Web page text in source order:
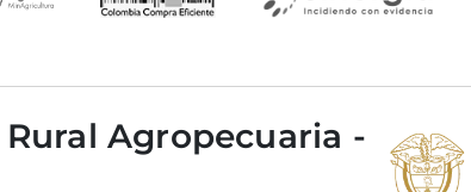
Agropecuaria -